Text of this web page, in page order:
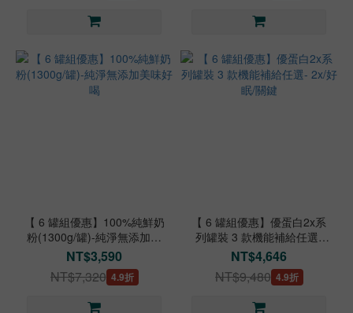
【 6 罐組優惠】100%純鮮奶
粉(1300g/罐)-純淨無添加美
味好喝
NT$3,590
NT$7,320 4.9折
【 6 罐組優惠】優蛋白2x系
列罐裝 3 款機能補給任選-
2x/好眠/關鍵
NT$4,646
NT$9,480 4.9折